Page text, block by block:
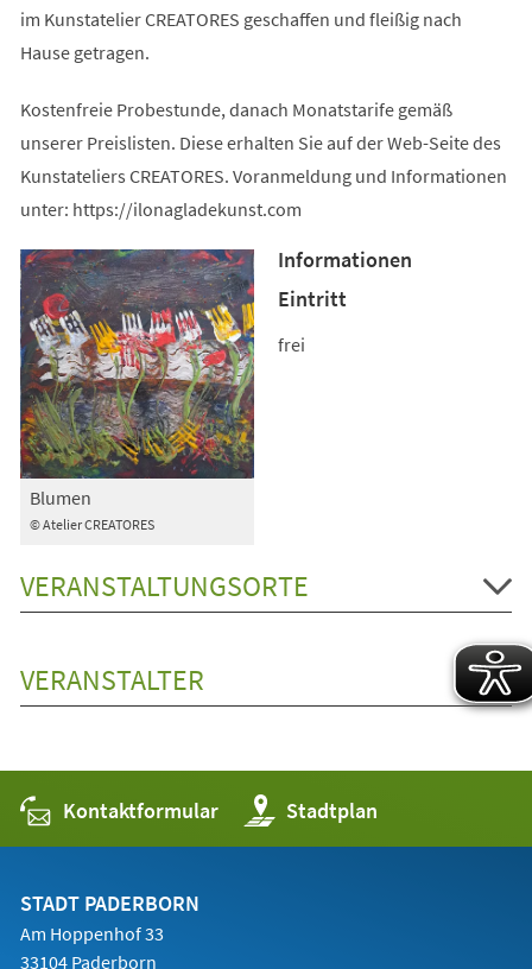
im Kunstatelier CREATORES geschaffen und fleißig nach
Hause getragen.
Kostenfreie Probestunde, danach Monatstarife gemäß
unserer Preislisten. Diese erhalten Sie auf der Web-Seite des
Kunstateliers CREATORES. Voranmeldung und Informationen
unter: https://ilonagladekunst.com
© Atelier CREATORES
Blumen
Informationen
Eintritt
frei
VERANSTALTUNGSORTE
VERANSTALTER
Kontaktformular Stadtplan
(Öffnet
in
einem
STADT PADERBORN
Am Hoppenhof 33
33104 Paderborn